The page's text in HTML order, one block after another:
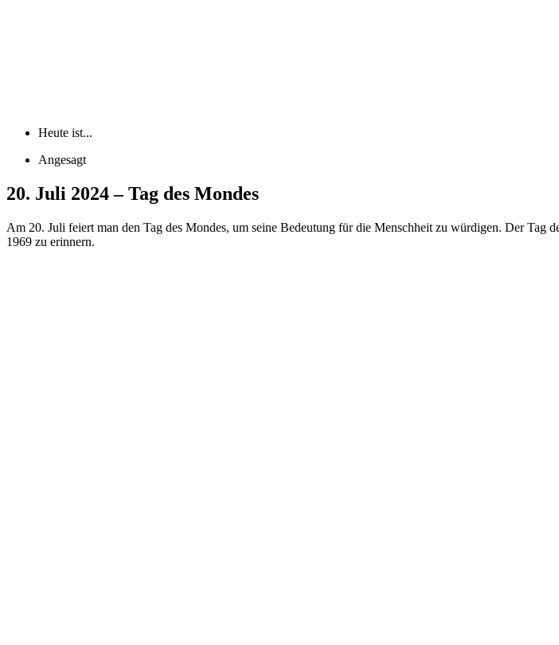
Heute ist...
Angesagt
20. Juli 2024 – Tag des Mondes
Am 20. Juli feiert man den Tag des Mondes, um seine Bedeutung für die Menschheit zu würdigen. Der
1969 zu erinnern.